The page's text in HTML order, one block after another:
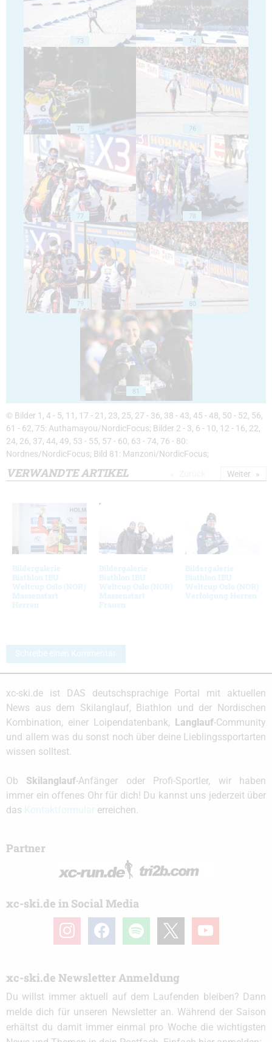
73 74
75 76
77 78
79 80
81
© Bilder 1, 4 - 5, 11, 17 - 21, 23, 25, 27 - 36, 38 - 43, 45 - 48, 50 - 52, 56,
61 - 62, 75: Authamayou/NordicFocus; Bilder 2 - 3, 6 - 10, 12 - 16, 22,
24, 26, 37, 44, 49, 53 - 55, 57 - 60, 63 - 74, 76 - 80:
Nordnes/NordicFocus; Bild 81: Manzoni/NordicFocus;
VERWANDTE ARTIKEL
Bildergalerie
Biathlon IBU
Weltcup Oslo (NOR)
Massenstart
Herren
Bildergalerie
Biathlon IBU
Weltcup Oslo (NOR)
Massenstart
Frauen
Bildergalerie
Biathlon IBU
Weltcup Oslo (NOR)
Verfolgung Herren
Weiter
Schreibe einen Kommentar
xc-ski.de ist DAS deutschsprachige Portal mit aktuellen
News aus dem Skilanglauf, Biathlon und der Nordischen
Kombination, einer Loipendatenbank,
Langlauf-Community
und allem was du sonst noch über deine Lieblingssportarten
wissen solltest.
Ob Skilanglauf-Anfänger oder Profi-Sportler, wir haben
immer ein offenes Ohr für dich! Du kannst uns jederzeit über
das
erreichen.
Partner
xc-ski.de in Social Media
instagramfacebook spotify youtube
xc-ski.de Newsletter Anmeldung
Du willst immer aktuell auf dem Laufenden bleiben? Dann
melde dich für unseren Newsletter an. Während der Saison
erhältst du damit immer einmal pro Woche die wichtigsten